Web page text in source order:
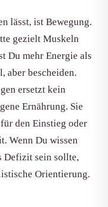
lässt, ist Bewegung.
gezielt Muskeln
Du mehr Energie als
aber bescheiden.
ersetzt kein
Ernährung. Sie
den Einstieg oder
Wenn Du wissen
Defizit sein sollte,
Orientierung.